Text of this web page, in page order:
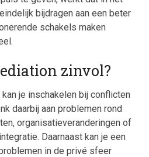
bijdragen aan een beter
schakels maken
zinvol?
je inschakelen bij conflicten
daarbij aan problemen rond
organisatieveranderingen of
Daarnaast kan je een
in de privé sfeer